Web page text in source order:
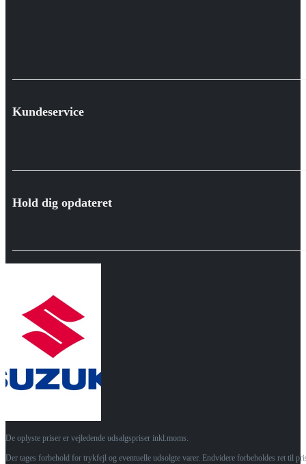
Kundeservice
Hold dig opdateret
De oplyste priser er vejledende udsalgspriser inkl.moms.
Der tages forbehold for trykfejl og eventuelle udsolgte varer. Endvidere forbeholdes ret til